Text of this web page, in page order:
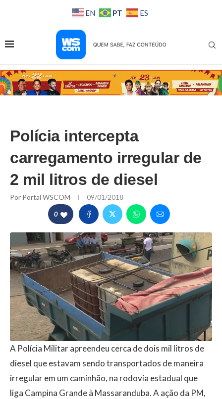
EN PT ES
Polícia intercepta
carregamento irregular de
2 mil litros de diesel
Por Portal WSCOM 09/01/2018
0
A Polícia Militar apreendeu cerca de dois mil litros de
diesel que estavam sendo transportados de maneira
irregular em um caminhão, na rodovia estadual que
liga Campina Grande à Massaranduba. A ação da PM,